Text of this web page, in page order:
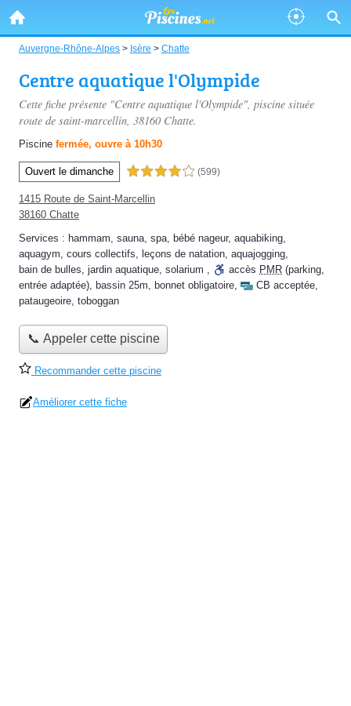
Auvergne-Rhône-Alpes > Isère > Chatte
Centre aquatique l'Olympide
Cette fiche présente "Centre aquatique l'Olympide", piscine située
route de saint-marcellin, 38160 Chatte.
Piscine fermée, ouvre à 10h30
Ouvert le dimanche 4,0 étoiles sur 5 (599)
1415 Route de Saint-Marcellin
38160 Chatte
Services : hammam, sauna, spa, bébé nageur, aquabiking,
aquagym, cours collectifs, leçons de natation, aquajogging,
bain de bulles, jardin aquatique, solarium , accès PMR (parking,
entrée adaptée), bassin 25m, bonnet obligatoire, CB acceptée,
pataugeoire, toboggan
📞 Appeler cette piscine
Recommander cette piscine
Améliorer cette fiche